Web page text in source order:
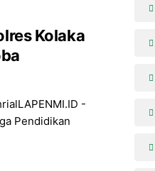
Kolaka
-
Pendidikan